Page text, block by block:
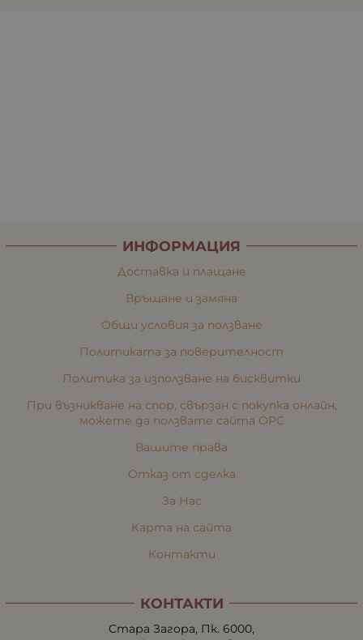
ИНФОРМАЦИЯ
Доставка и плащане
Връщане и замяна
Общи условия за ползване
Политиката за поверителност
Политика за използване на бисквитки
При възникване на спор, свързан с покупка онлайн,
можете да ползвате сайта ОРС
Вашите права
Отказ от сделка
За Нас
Карта на сайта
Контакти
КОНТАКТИ
Стара Загора, Пк. 6000,